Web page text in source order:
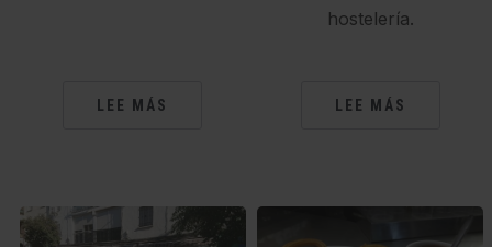
LEE MÁS
hostelería.
LEE MÁS